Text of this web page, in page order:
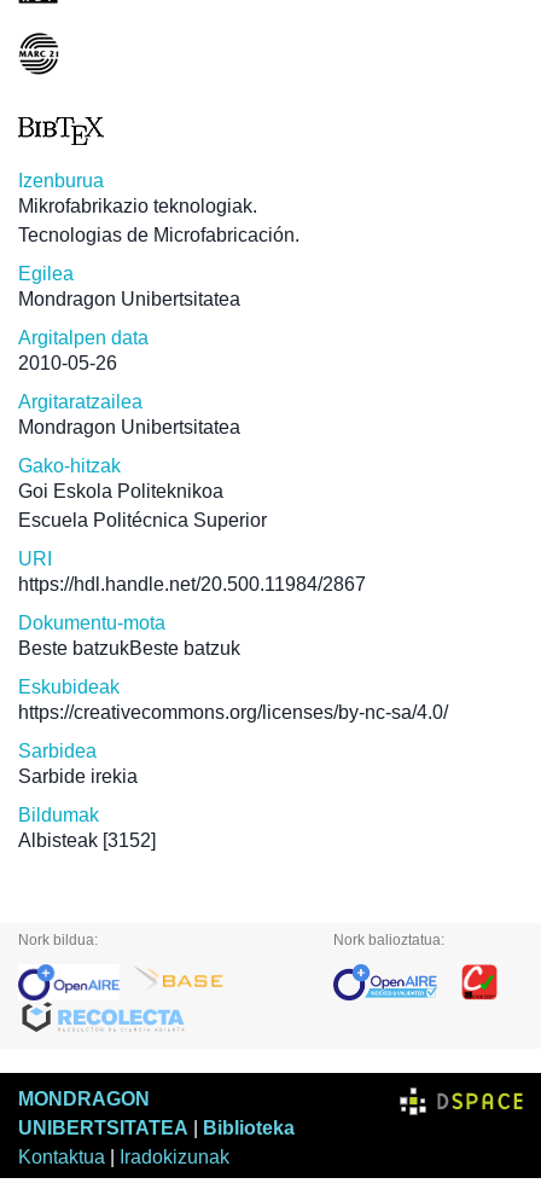
Izenburua
Mikrofabrikazio teknologiak.
Tecnologias de Microfabricación.
Egilea
Mondragon Unibertsitatea
Argitalpen data
2010-05-26
Argitaratzailea
Mondragon Unibertsitatea
Gako-hitzak
Goi Eskola Politeknikoa
Escuela Politécnica Superior
URI
https://hdl.handle.net/20.500.11984/2867
Dokumentu-mota
Beste batzukBeste batzuk
Eskubideak
https://creativecommons.org/licenses/by-nc-sa/4.0/
Sarbidea
Sarbide irekia
Bildumak
Albisteak [3152]
Nork bildua: Nork balioztatua:
MONDRAGON
UNIBERTSITATEA
Biblioteka
Kontaktua
Iradokizunak